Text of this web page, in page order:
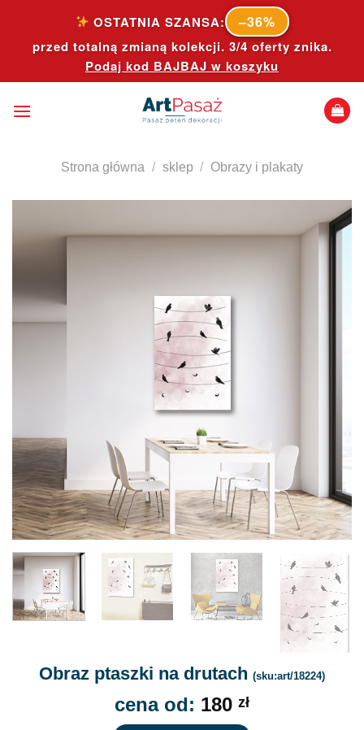
content
OSTATNIA SZANSA: –36%
przed totalną zmianą kolekcji. 3/4 oferty znika.
Podaj kod BAJBAJ w koszyku
Strona główna / sklep / Obrazy i plakaty
Obraz ptaszki na drutach (sku:art/18224)
cena od: 180 zł